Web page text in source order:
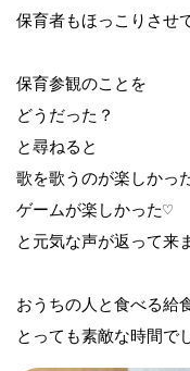
保育者もほっこりさせ
保育参観のことを
どうだった？
と尋ねると
歌を歌うのが楽しかっ
ゲームが楽しかった♡
と元気な声が返って来
おうちの人と食べる給
とっても素敵な時間で